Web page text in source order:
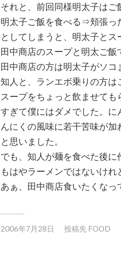
それと、前回同様明太子は
明太子ご飯を食べる⇒頬張っ
としてしまうと、明太子とス
田中商店のスープと明太ご飯
田中商店の方は明太子がソコ
知人と、ランエボ乗りの方は
スープをちょっと飲ませて
すぎて僕にはダメでした。
んにくの風味に若干苦味が
と思いました。
でも、知人が麺を食べた後に
もはやラーメンではないけれ
あぁ、田中商店食いたくなっ
2006年7月28日 投稿先 FOOD